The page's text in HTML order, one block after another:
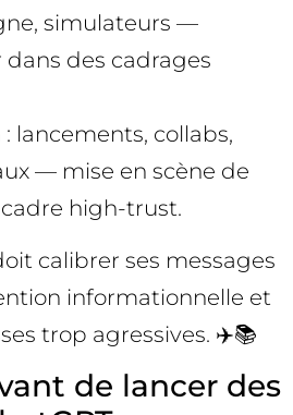
simulateurs —
des cadrages
lancements, collabs,
— mise en scène de
high-trust.
calibrer ses messages
informationnelle et
trop agressives. ✈️📚
de lancer des